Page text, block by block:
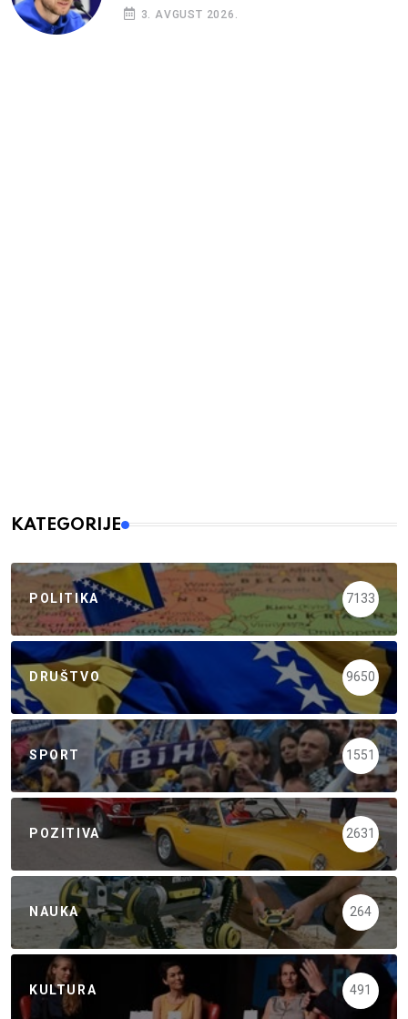
3. AVGUST 2026.
KATEGORIJE
POLITIKA 7133
DRUŠTVO 9650
SPORT 1551
POZITIVA 2631
NAUKA 264
KULTURA 491